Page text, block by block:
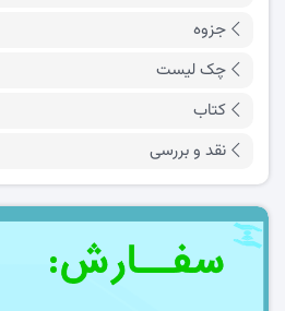
جزوه
چک لیست
کتاب
نقد و بررسی